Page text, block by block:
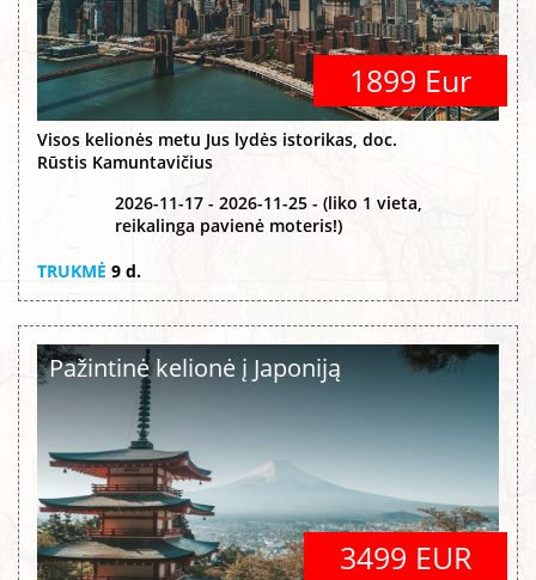
1899 Eur
Visos kelionės metu Jus lydės istorikas, doc.
Rūstis Kamuntavičius
2026-11-17 - 2026-11-25 - (liko 1 vieta,
reikalinga pavienė moteris!)
TRUKMĖ 9 d.
Pažintinė kelionė į Japoniją
3499 EUR